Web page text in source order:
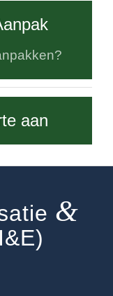
aan
&